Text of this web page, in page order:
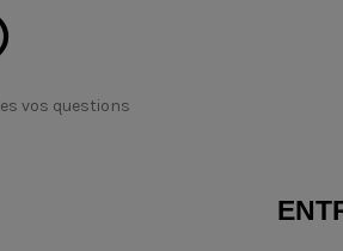
vos questions